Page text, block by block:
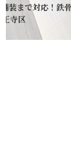
で対応！鉄骨造4